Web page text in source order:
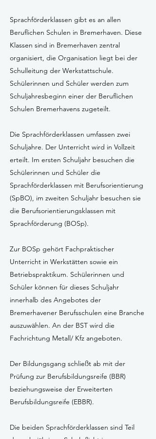
Sprachförderklassen gibt es an allen
Beruflichen Schulen in Bremerhaven. Diese
Klassen sind in Bremerhaven zentral
organisiert, die Organisation liegt bei der
Schulleitung der Werkstattschule.
Schülerinnen und Schüler werden zum
Schuljahresbeginn einer der Beruflichen
Schulen Bremerhavens zugeteilt.
Die Sprachförderklassen umfassen zwei
Schuljahre. Der Unterricht wird in Vollzeit
erteilt. Im ersten Schuljahr besuchen die
Schülerinnen und Schüler die
Sprachförderklassen mit Berufsorientierung
(SpBO), im zweiten Schuljahr besuchen sie
die Berufsorientierungsklassen mit
Sprachförderung (BOSp).
Zur BOSp gehört Fachpraktischer
Unterricht in Werkstätten sowie ein
Betriebspraktikum. Schülerinnen und
Schüler können für dieses Schuljahr
innerhalb des Angebotes der
Bremerhavener Berufsschulen eine Branche
auszuwählen. An der BST wird die
Fachrichtung Metall/ Kfz angeboten.
Der Bildungsgang schließt ab mit der
Prüfung zur Berufsbildungsreife (BBR)
beziehungsweise der Erweiterten
Berufsbildungsreife (EBBR).
Die beiden Sprachförderklassen sind Teil